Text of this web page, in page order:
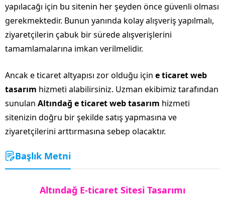
yapılacağı için bu sitenin her şeyden önce güvenli olması
gerekmektedir. Bunun yanında kolay alışveriş yapılmalı,
ziyaretçilerin çabuk bir sürede alışverişlerini
tamamlamalarına imkan verilmelidir.
Ancak e ticaret altyapısı zor olduğu için e ticaret web
tasarım hizmeti alabilirsiniz. Uzman ekibimiz tarafından
sunulan Altındağ e ticaret web tasarım hizmeti
sitenizin doğru bir şekilde satış yapmasına ve
ziyaretçilerini arttırmasına sebep olacaktır.
Başlık Metni
Altındağ E-ticaret Sitesi Tasarımı